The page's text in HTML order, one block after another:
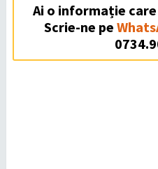
Ai o informație
Scrie-ne pe